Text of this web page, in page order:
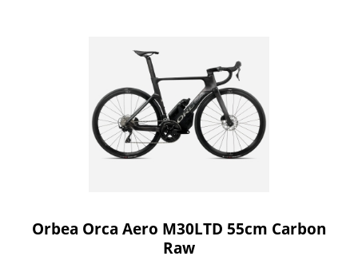
Orbea Orca Aero M30LTD 55cm Carbon
Raw